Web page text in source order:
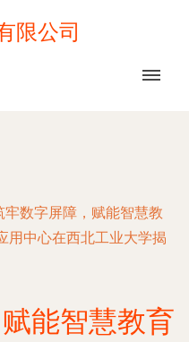
限公司
牢数字屏障，赋能智慧教
中心在西北工业大学揭
能智慧教育